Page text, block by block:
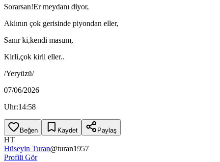
Sorarsan!Er meydanı diyor,
Aklının çok gerisinde piyondan eller,
Sanır ki,kendi masum,
Kirli,çok kirli eller..
/Yeryüzü/
07/06/2026
Uhr:14:58
Beğen Kaydet Paylaş
HT
Hüseyin Turan@turan1957
Profili Gör